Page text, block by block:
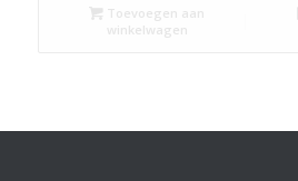
Toevoegen aan
winkelwagen